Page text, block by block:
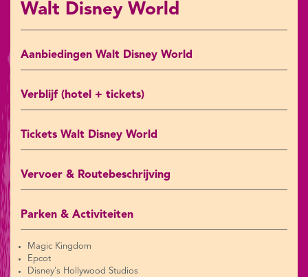
Walt Disney World
Aanbiedingen Walt Disney World
Verblijf (hotel + tickets)
Tickets Walt Disney World
Vervoer & Routebeschrijving
Parken & Activiteiten
Magic Kingdom
Epcot
Disney's Hollywood Studios